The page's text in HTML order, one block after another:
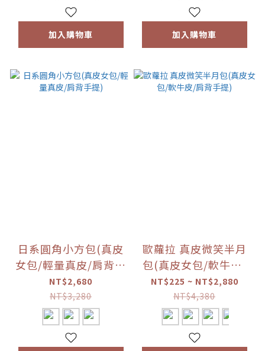
加入購物車 加入購物車
日系圓角小方包(真皮
女包/輕量真皮/肩背手
提)
NT$2,680
NT$3,280
歐蘿拉 真皮微笑半月
包(真皮女包/軟牛皮/
肩背手提)
NT$225 ~ NT$2,880
NT$4,380